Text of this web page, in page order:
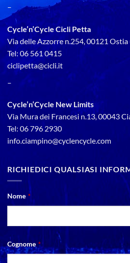
–
Cycle’n’Cycle Cicli Petta
Via delle Azzorre n.254, 00121 Ostia
Tel: 06 561 0415
ciclipetta@cicli.it
–
Cycle’n’Cycle New Limits
Via Mura dei Francesi n.13, 00043
Tel: 06 796 2930
info.ciampino@cyclencycle.com
RICHIEDICI QUALSIASI
Contact
Email *
Nome *
Cognome *